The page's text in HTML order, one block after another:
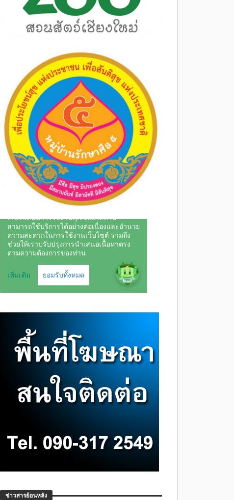
ข่าวสารย้อนหลัง